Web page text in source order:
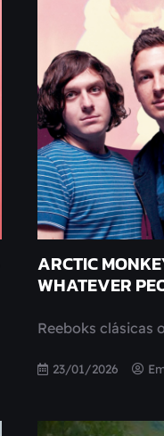
ARCTIC
WHATEVER
Reeboks clásicas
23/01/2026